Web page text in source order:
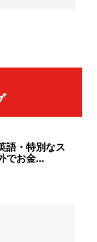
語・特別なス
でお金...